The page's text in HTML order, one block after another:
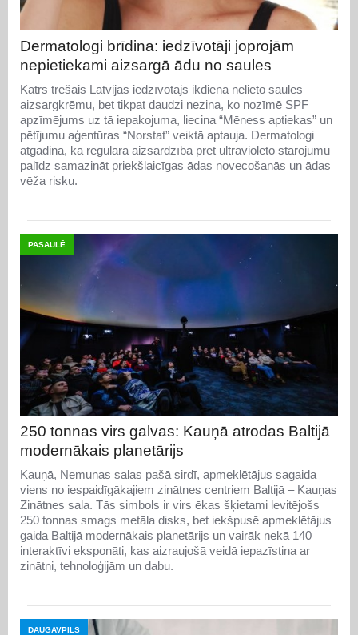
Dermatologi brīdina: iedzīvotāji joprojām
nepietiekami aizsargā ādu no saules
Katrs trešais Latvijas iedzīvotājs ikdienā nelieto saules
aizsargkrēmu, bet tikpat daudzi nezina, ko nozīmē SPF
apzīmējums uz tā iepakojuma, liecina “Mēness aptiekas” un
pētījumu aģentūras “Norstat” veiktā aptauja. Dermatologi
atgādina, ka regulāra aizsardzība pret ultravioleto starojumu
palīdz samazināt priekšlaicīgas ādas novecošanās un ādas
vēža risku.
PASAULĒ
250 tonnas virs galvas: Kauņā atrodas Baltijā
modernākais planetārijs
Kauņā, Nemunas salas pašā sirdī, apmeklētājus sagaida
viens no iespaidīgākajiem zinātnes centriem Baltijā – Kauņas
Zinātnes sala. Tās simbols ir virs ēkas šķietami levitējošs
250 tonnas smags metāla disks, bet iekšpusē apmeklētājus
gaida Baltijā modernākais planetārijs un vairāk nekā 140
interaktīvi eksponāti, kas aizraujošā veidā iepazīstina ar
zinātni, tehnoloģijām un dabu.
DAUGAVPILS